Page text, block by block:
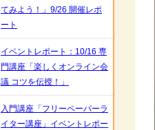
てみよう！」9/26 開催レポ
ート
イベントレポート：10/16 専
門講座「楽しくオンライン会
議 コツを伝授！」
入門講座「フリーペーパーラ
イター講座」イベントレポー